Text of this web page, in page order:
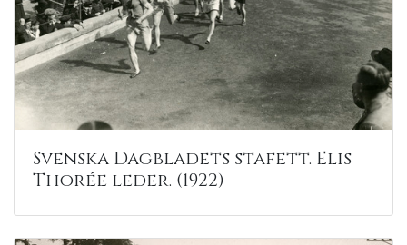
Svenska Dagbladets stafett. Elis
Thorée leder. (1922)